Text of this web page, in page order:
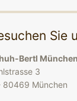
Sie
Bertl München
3
80469 München